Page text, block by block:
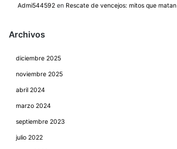
Admi544592 en Rescate de vencejos: mitos que matan
Archivos
diciembre 2025
noviembre 2025
abril 2024
marzo 2024
septiembre 2023
julio 2022